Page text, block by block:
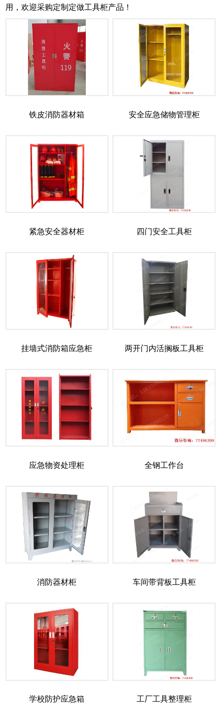
用，欢迎采购定制定做工具柜产品！
铁皮消防器材箱 安全应急储物管理柜
紧急安全器材柜 四门安全工具柜
挂墙式消防箱应急柜 两开门内活搁板工具柜
应急物资处理柜 全钢工作台
消防器材柜 车间带背板工具柜
学校防护应急箱 工厂工具整理柜